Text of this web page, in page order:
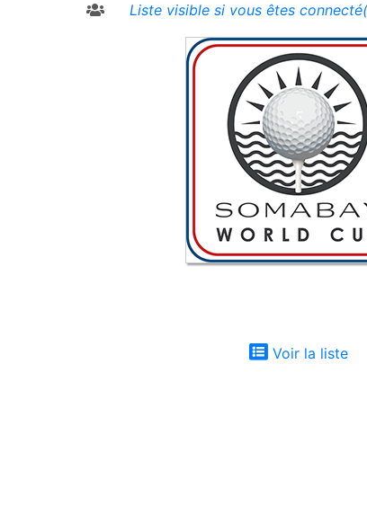
Liste visible si vous êtes
Voir la liste